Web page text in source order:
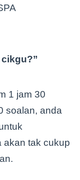
1 jam 30
soalan, anda
akan tak cukup